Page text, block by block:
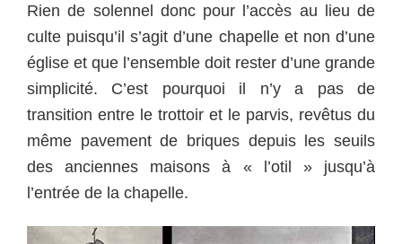
Rien de solennel donc pour l’accès au lieu de
culte puisqu’il s’agit d’une chapelle et non d’une
église et que l’ensemble doit rester d’une grande
simplicité. C’est pourquoi il n’y a pas de
transition entre le trottoir et le parvis, revêtus du
même pavement de briques depuis les seuils
des anciennes maisons à « l’otil » jusqu’à
l’entrée de la chapelle.